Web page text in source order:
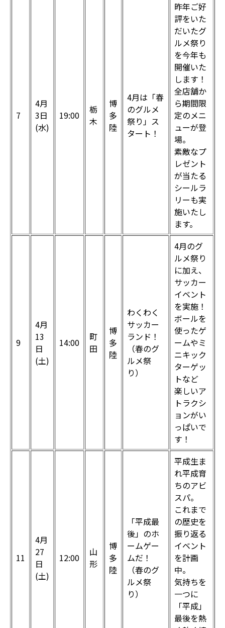
7
4月
3日
(水)
19:00
栃
木
博
多
陸
4月は「春
のグルメ
祭り」ス
タート！
昨年ご好
評をいた
だいたグ
ルメ祭り
を今年も
開催いた
します！
全店舗か
ら期間限
定のメニ
ューが登
場。
素敵なプ
レゼント
が当たる
シールラ
リーも実
施いたし
ます。
9
4月
13
日
(土)
14:00
町
田
博
多
陸
わくわく
サッカー
ランド！
（春のグ
ルメ祭
り）
4月のグ
ルメ祭り
に加え、
サッカー
イベント
を実施！
ボールを
使ったゲ
ームやミ
ニキック
ターゲッ
トなど
楽しいア
トラクシ
ョンがい
っぱいで
す！
11
4月
27
日
(土)
12:00
山
形
博
多
陸
「平成最
後」のホ
ームゲー
ムだ！
（春のグ
ルメ祭
り）
平成生ま
れ平成育
ちのアビ
スパ。
これまで
の歴史を
振り返る
イベント
を計画
中。
気持ちを
一つに
「平成」
最後を熱